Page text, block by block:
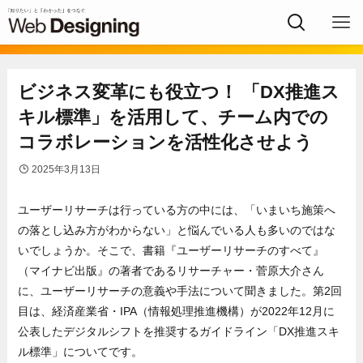
ビジネス変革にも役立つ！ 「DX推進ス
キル標準」を活用して、チーム内での
コラボレーションを活性化させよう
2025年3月13日
ユーザーリサーチは行っている方の中には、「いまいち施策へ
の落とし込み方がわからない」と悩んでいる人も多いのではな
いでしょうか。そこで、書籍『ユーザーリサーチのすべて』
（マイナビ出版』の著者であるリサーチャー・菅原大介さん
に、ユーザーリサーチの意義や手法について聞きました。第2回
目は、経済産業省・IPA（情報処理推進機構）が2022年12月に
公表したデジタルシフトを推奨するガイドライン「DX推進スキ
ル標準」についてです。